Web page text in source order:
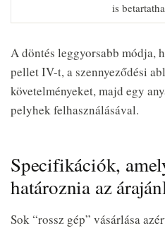
is
A döntés leggyorsabb módja,
pellet IV-t, a szennyeződési
követelményeket, majd egy
pelyhek felhasználásával.
Specifikációk,
határoznia az
Sok “rossz gép” vásárlása